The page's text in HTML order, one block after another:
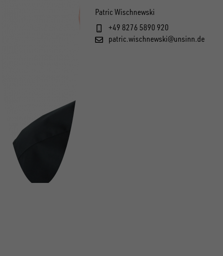
Patric Wischnewski
+49 8276 5890 920
patric.wischnewski@unsinn.de